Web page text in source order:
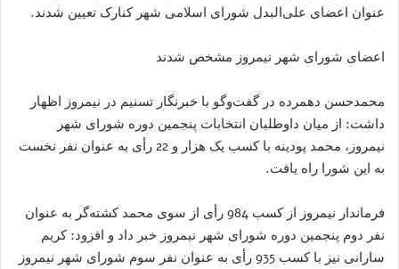
عنوان اعضای علی‌البدل شورای اسلامی شهر کنارک تعیین شدند.
اعضای شورای شهر نیمروز مشخص شدند
محمدحسن دهمرده در گفت‌وگو با خبرنگار تسنیم در نیمروز اظهار
داشت: از میان داوطلبان انتخابات پنجمین دوره شورای شهر
نیمروز، محمد پودینه با کسب یک هزار و 22 رأی به عنوان نفر نخست
به این شورا راه یافت.
فرماندار نیمروز از کسب 984 رأی از سوی محمد کشته‌گر به عنوان
نفر دوم پنجمین دوره شورای شهر نیمروز خبر داد و افزود: کریم
سارانی نیز با کسب 935 رأی به عنوان نفر سوم شورای شهر نیمروز